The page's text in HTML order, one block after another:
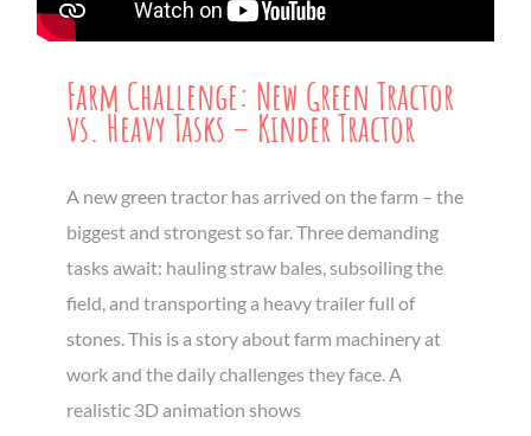
Farm Challenge: New Green Tractor
vs. Heavy Tasks – Kinder Tractor
A new green tractor has arrived on the farm – the
biggest and strongest so far. Three demanding
tasks await: hauling straw bales, subsoiling the
field, and transporting a heavy trailer full of
stones. This is a story about farm machinery at
work and the daily challenges they face. A
realistic 3D animation shows